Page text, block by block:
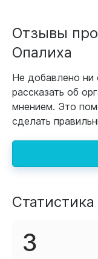
Отзывы
Опалиха
Не добавлено ни
рассказать об
мнением. Это
сделать
3